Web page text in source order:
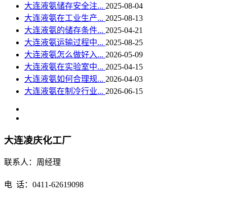
大连液氨储存安全注... 2025-08-04
大连液氨在工业生产... 2025-08-13
大连液氨的储存条件... 2025-04-21
大连液氨运输过程中... 2025-08-25
大连液氨怎么做好入... 2026-05-09
大连液氨在实验室中... 2025-04-15
大连液氨如何合理规... 2026-04-03
大连液氨在制冷行业... 2026-06-15
大连凌庆化工厂
联系人：周经理
电 话：0411-62619098